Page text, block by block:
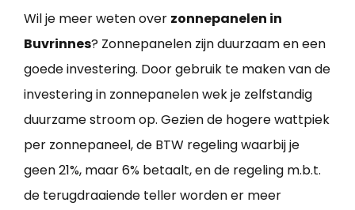
Wil je meer weten over zonnepanelen in
Buvrinnes? Zonnepanelen zijn duurzaam en een
goede investering. Door gebruik te maken van de
investering in zonnepanelen wek je zelfstandig
duurzame stroom op. Gezien de hogere wattpiek
per zonnepaneel, de BTW regeling waarbij je
geen 21%, maar 6% betaalt, en de regeling m.b.t.
de terugdraaiende teller worden er meer